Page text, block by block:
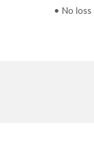
• No